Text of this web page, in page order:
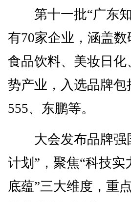
第十一批“广东知
有70家企业，涵盖
食品饮料、美妆日
势产业，入选品牌包
555、东鹏等。
大会发布品牌强
计划”，聚焦“科技
底蕴”三大维度，重